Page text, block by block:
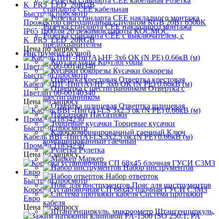
стандарта СЕЕ кабельная
Розетка стандарта СЕЕ накладного монтажа
Розетка стандарта СЕЕ с выключателем, с
предохранителем
Инструмент ручной
Круглогубцы
Кусачки бокорезы
Отвертка крестовая
Отвертка с
шестигранником
Отвертка шлицевая
Пассатижи
Торцевые кусачки
Ключ
комбинированный гаечный
Рулетка
Маркер
Набор инструментов
Набор отверток
Пояс для инструментов
Система протяжки
кабеля
Штангенциркуль,
Быстрый просмотр
Прожектор светодиодный с пультом RGB 20Вт 6500К
IP65 1600лм 20 режимов работы КОСМОС
K_PR5_LED_20RGB
Цена по запросу
Быстрый просмотр
Кабель ППГ-Пнг(А)-HF 3х6 ОК (N PE) 0.66кВ (м)
Цветлит 00-00140340
Цена по запросу
Быстрый просмотр
Кабель ВВГ-Пнг(А)-LS 3х2.5 ок (N PE) 0.66кВ (м)
ПромЭл 11854230
Цена по запросу
Быстрый просмотр
Коробка установочная СП 68х45 блочная ГУСИ С3М3
Евро
Цена по запросу